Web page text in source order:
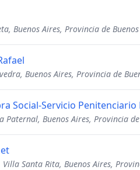
Buenos Aires, Provincia de
Buenos Aires, Provincia de
Social-Servicio Penitenciario
Paternal, Buenos Aires, Provincia
Santa Rita, Buenos Aires,